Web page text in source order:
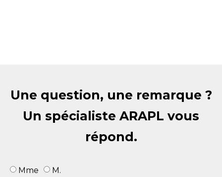
Une question, une remarque ?
Un spécialiste ARAPL vous
répond.
Mme M.